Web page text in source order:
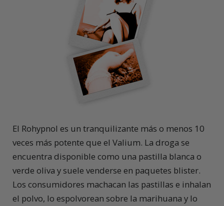
El Rohypnol es un tranquilizante más o menos 10
veces más potente que el Valium. La droga se
encuentra disponible como una pastilla blanca o
verde oliva y suele venderse en paquetes blister.
Los consumidores machacan las pastillas e inhalan
el polvo, lo espolvorean sobre la marihuana y lo